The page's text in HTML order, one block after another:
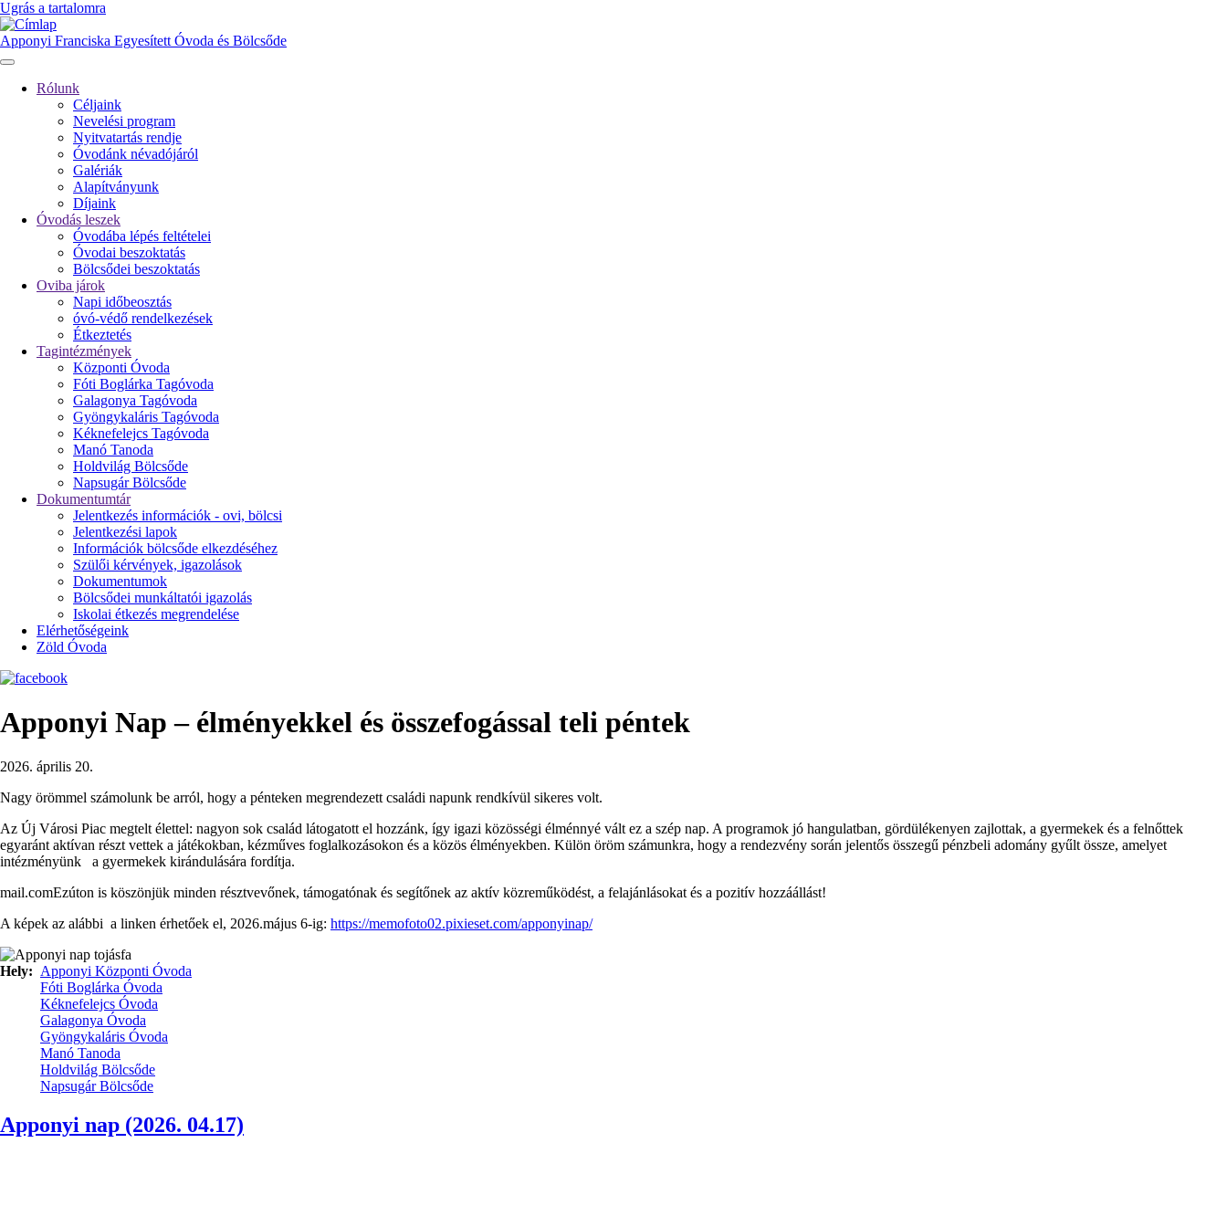
Ugrás a tartalomra
Apponyi Franciska Egyesített Óvoda és Bölcsőde
navigáció
Rólunk
Céljaink
Nevelési program
Nyitvatartás rendje
Óvodánk névadójáról
Galériák
Alapítványunk
Díjaink
Óvodás leszek
Óvodába lépés feltételei
Óvodai beszoktatás
Bölcsődei beszoktatás
Oviba járok
Napi időbeosztás
óvó-védő rendelkezések
Étkeztetés
Tagintézmények
Központi Óvoda
Fóti Boglárka Tagóvoda
Galagonya Tagóvoda
Gyöngykaláris Tagóvoda
Kéknefelejcs Tagóvoda
Manó Tanoda
Holdvilág Bölcsőde
Napsugár Bölcsőde
Dokumentumtár
Jelentkezés információk - ovi, bölcsi
Jelentkezési lapok
Információk bölcsőde elkezdéséhez
Szülői kérvények, igazolások
Dokumentumok
Bölcsődei munkáltatói igazolás
Iskolai étkezés megrendelése
Elérhetőségeink
Zöld Óvoda
Apponyi Nap – élményekkel és összefogással teli péntek
2026. április 20.
Nagy örömmel számolunk be arról, hogy a pénteken megrendezett családi napunk rendkívül sikeres volt.
Az Új Városi Piac megtelt élettel: nagyon sok család látogatott el hozzánk, így igazi közösségi élménnyé vált ez a szép nap. A programok jó hangulatban, gördülékenyen zajlottak, a gyermekek és a felnőttek
egyaránt aktívan részt vettek a játékokban, kézműves foglalkozásokon és a közös élményekben. Külön öröm számunkra, hogy a rendezvény során jelentős összegű pénzbeli adomány gyűlt össze, amelyet
intézményünk a gyermekek kirándulására fordítja.
mail.comEzúton is köszönjük minden résztvevőnek, támogatónak és segítőnek az aktív közreműködést, a felajánlásokat és a pozitív hozzáállást!
A képek az alábbi a linken érhetőek el, 2026.május 6-ig: https://memofoto02.pixieset.com/apponyinap/
Hely
Apponyi Központi Óvoda
Fóti Boglárka Óvoda
Kéknefelejcs Óvoda
Galagonya Óvoda
Gyöngykaláris Óvoda
Manó Tanoda
Holdvilág Bölcsőde
Napsugár Bölcsőde
Apponyi nap (2026. 04.17)